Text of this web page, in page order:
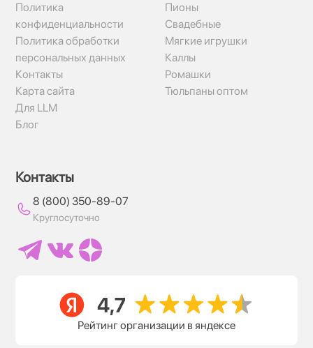
Политика
конфиденциальности
Политика обработки
персональных данных
Контакты
Карта сайта
Для LLM
Блог
Пионы
Свадебные
Мягкие игрушки
Каллы
Ромашки
Тюльпаны оптом
Контакты
8 (800) 350-89-07
Круглосуточно
Рейтинг организации в яндексе